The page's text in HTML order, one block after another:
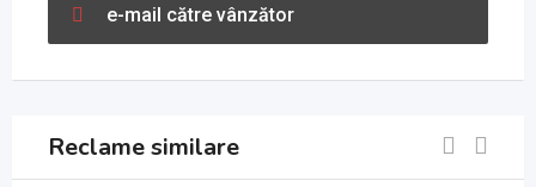
e-mail către vânzător
Reclame similare